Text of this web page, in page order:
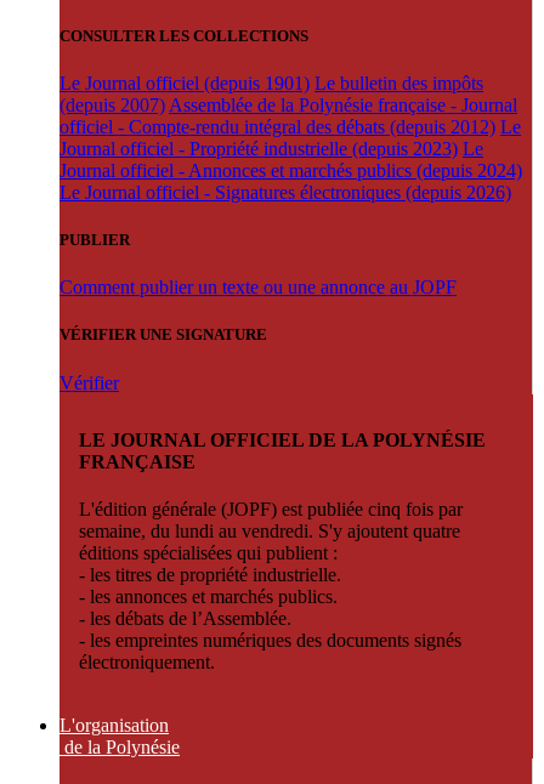
CONSULTER LES COLLECTIONS
Le Journal officiel (depuis 1901) Le bulletin des impôts
(depuis 2007) Assemblée de la Polynésie française - Journal
officiel - Compte-rendu intégral des débats (depuis 2012) Le
Journal officiel - Propriété industrielle (depuis 2023) Le
Journal officiel - Annonces et marchés publics (depuis 2024)
Le Journal officiel - Signatures électroniques (depuis 2026)
PUBLIER
Comment publier un texte ou une annonce au JOPF
VÉRIFIER UNE SIGNATURE
Vérifier
LE JOURNAL OFFICIEL DE LA POLYNÉSIE
FRANÇAISE
L'édition générale (JOPF) est publiée cinq fois par
semaine, du lundi au vendredi. S'y ajoutent quatre
éditions spécialisées qui publient :
- les titres de propriété industrielle.
- les annonces et marchés publics.
- les débats de l’Assemblée.
- les empreintes numériques des documents signés
électroniquement.
L'organisation
de la Polynésie